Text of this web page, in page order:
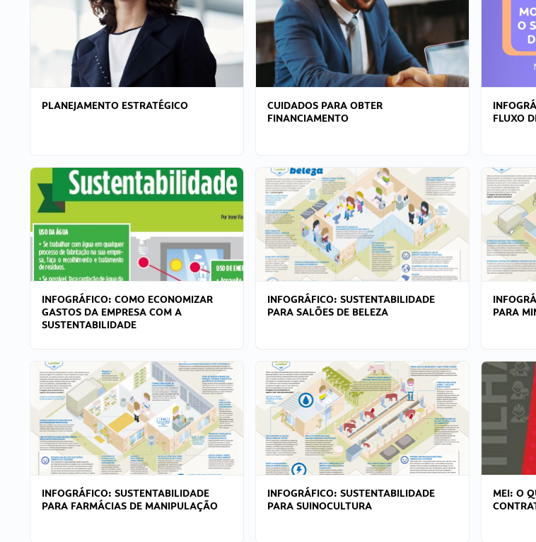
PLANEJAMENTO ESTRATÉGICO
CUIDADOS PARA OBTER
FINANCIAMENTO
FLUXO
INFOGRÁFICO: COMO ECONOMIZAR
GASTOS DA EMPRESA COM A
SUSTENTABILIDADE
INFOGRÁFICO: SUSTENTABILIDADE
PARA SALÕES DE BELEZA
PARA
INFOGRÁFICO: SUSTENTABILIDADE
PARA FARMÁCIAS DE MANIPULAÇÃO
INFOGRÁFICO: SUSTENTABILIDADE
PARA SUINOCULTURA
MEI: O